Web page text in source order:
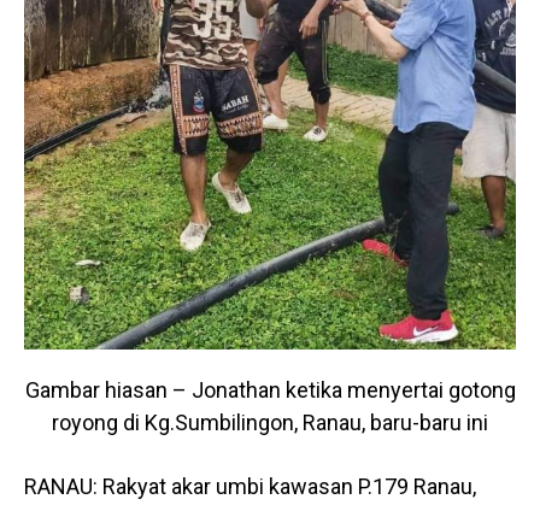
Gambar hiasan – Jonathan ketika menyertai gotong
royong di Kg.Sumbilingon, Ranau, baru-baru ini
RANAU: Rakyat akar umbi kawasan P.179 Ranau,